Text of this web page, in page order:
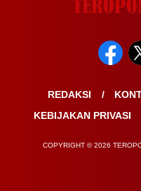
REDAKSI
KEBIJAKAN PRIVASI
COPYRIGHT © 2026